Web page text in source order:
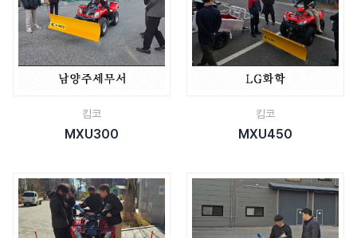
킴코
MXU300
킴코
MXU450